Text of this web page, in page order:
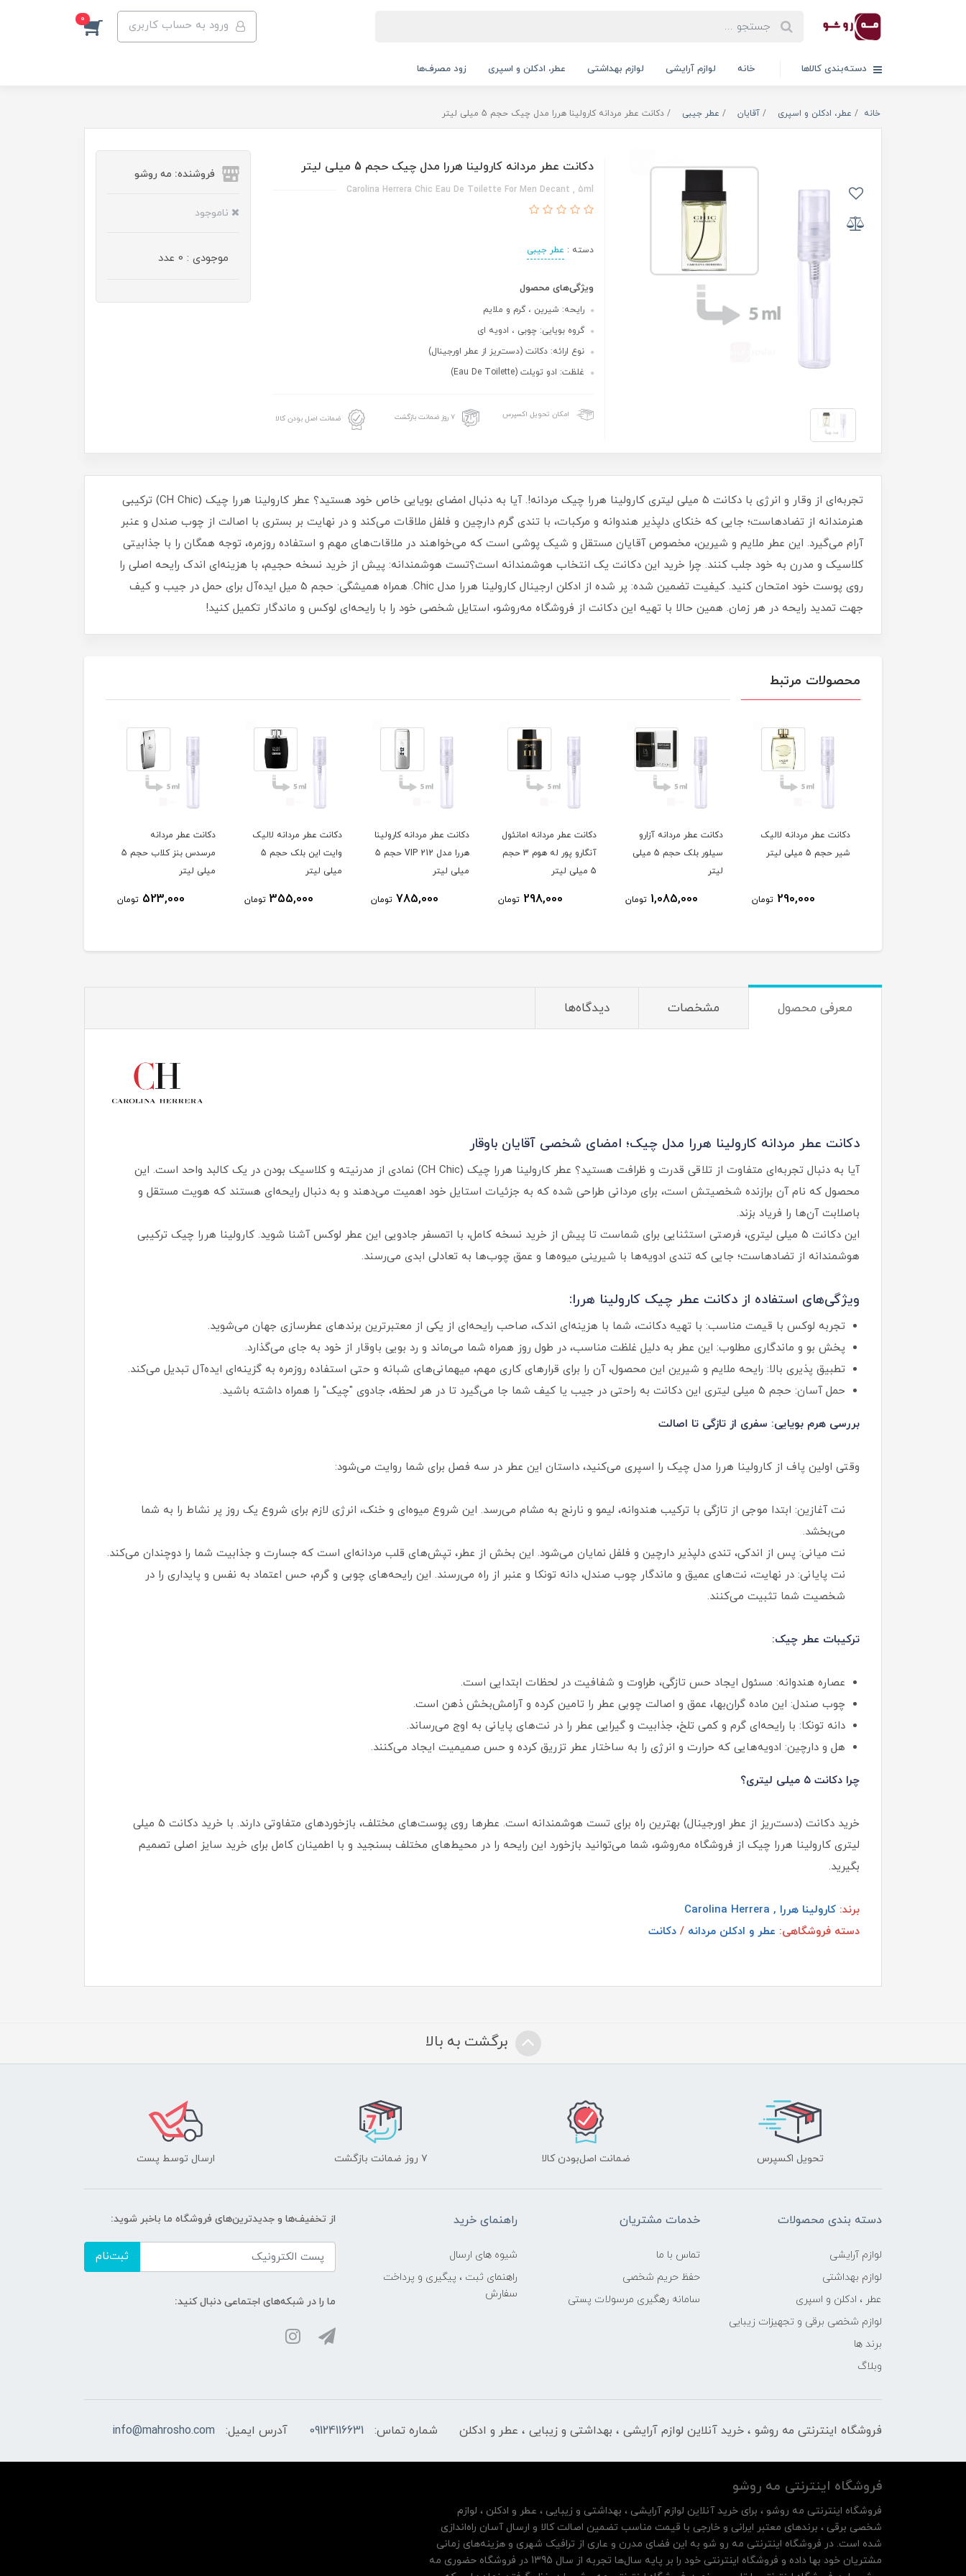
ورود به حساب کاربری 0
دسته‌بندی کالاها خانه لوازم آرایشی لوازم بهداشتی عطر، ادکلن و اسپری زود مصرف‌ها
خانه عطر، ادکلن و اسپری آقایان عطر جیبی دکانت عطر مردانه کارولینا هررا مدل چیک حجم 5 میلی لیتر
دکانت عطر مردانه کارولینا هررا مدل چیک حجم 5 میلی لیتر
Carolina Herrera Chic Eau De Toilette For Men Decant , 5ml
دسته : عطر جیبی
ویژگی‌های محصول
رایحه: شیرین ، گرم و ملایم
گروه بویایی: چوبی ، ادویه ای
نوع ارائه: دکانت (دست‌ریز از عطر اورجینال)
غلظت: ادو تویلت (Eau De Toilette)
امکان تحویل اکسپرس ۷ روز ضمانت بازگشت ضمانت اصل بودن کالا
فروشنده: مه رو‌شو
ناموجود
موجودی : 0 عدد
تجربه‌ای از وقار و انرژی با دکانت ۵ میلی لیتری کارولینا هررا چیک مردانه!. آیا به دنبال امضای بویایی خاص خود هستید؟ عطر کارولینا هررا چیک (CH Chic) ترکیبی
هنرمندانه از تضادهاست؛ جایی که خنکای دلپذیر هندوانه و مرکبات، با تندی گرم دارچین و فلفل ملاقات می‌کند و در نهایت بر بستری با اصالت از چوب صندل و عنبر
آرام می‌گیرد. این عطر ملایم و شیرین، مخصوص آقایان مستقل و شیک پوشی است که می‌خواهند در ملاقات‌های مهم و استفاده روزمره، توجه همگان را با جذابیتی
کلاسیک و مدرن به خود جلب کنند. چرا خرید این دکانت یک انتخاب هوشمندانه است؟تست هوشمندانه: پیش از خرید نسخه حجیم، با هزینه‌ای اندک رایحه اصلی را
روی پوست خود امتحان کنید. کیفیت تضمین شده: پر شده از ادکلن ارجینال کارولینا هررا مدل Chic. همراه همیشگی: حجم ۵ میل ایده‌آل برای حمل در جیب و کیف
جهت تمدید رایحه در هر زمان. همین حالا با تهیه این دکانت از فروشگاه مه‌روشو، استایل شخصی خود را با رایحه‌ای لوکس و ماندگار تکمیل کنید!
محصولات مرتبط
دکانت عطر مردانه آزارو
سیلور بلک حجم 5 میلی
1,085,000 تومان
دکانت عطر مردانه امانئول
آنگارو پور له هوم 3 حجم
5 میلی لیتر
298,000 تومان
دکانت عطر مردانه کارولینا
میلی لیتر
785,000 تومان
دکانت عطر مردانه لالیک
وایت این بلک حجم 5
میلی لیتر
355,000 تومان
دکانت عطر مردانه
میلی لیتر
523,000 تومان
دکانت عطر مردانه ایفوریا
کلوین کلاین حجم 5 میلی
لیتر
460,000 تومان
معرفی محصول مشخصات دیدگاه‌ها
دکانت عطر مردانه کارولینا هررا مدل چیک؛ امضای شخصی آقایان باوقار
آیا به دنبال تجربه‌ای متفاوت از تلاقی قدرت و ظرافت هستید؟ عطر کارولینا هررا چیک (CH Chic) نمادی از مدرنیته و کلاسیک بودن در یک کالبد واحد است. این
محصول که نام آن برازنده شخصیتش است، برای مردانی طراحی شده که به جزئیات استایل خود اهمیت می‌دهند و به دنبال رایحه‌ای هستند که هویت مستقل و
باصلابت آن‌ها را فریاد بزند.
این دکانت ۵ میلی لیتری، فرصتی استثنایی برای شماست تا پیش از خرید نسخه کامل، با اتمسفر جادویی این عطر لوکس آشنا شوید. کارولینا هررا چیک ترکیبی
هوشمندانه از تضادهاست؛ جایی که تندی ادویه‌ها با شیرینی میوه‌ها و عمق چوب‌ها به تعادلی ابدی می‌رسند.
ویژگی‌های استفاده از دکانت عطر چیک کارولینا هررا:
تجربه لوکس با قیمت مناسب: با تهیه دکانت، شما با هزینه‌ای اندک، صاحب رایحه‌ای از یکی از معتبرترین برندهای عطرسازی جهان می‌شوید.
پخش بو و ماندگاری مطلوب: این عطر به دلیل غلظت مناسب، در طول روز همراه شما می‌ماند و رد بویی باوقار از خود به جای می‌گذارد.
تطبیق پذیری بالا: رایحه ملایم و شیرین این محصول، آن را برای قرارهای کاری مهم، میهمانی‌های شبانه و حتی استفاده روزمره به گزینه‌ای ایده‌آل تبدیل می‌کند.
حمل آسان: حجم ۵ میلی لیتری این دکانت به راحتی در جیب یا کیف شما جا می‌گیرد تا در هر لحظه، جادوی "چیک" را همراه داشته باشید.
بررسی هرم بویایی: سفری از تازگی تا اصالت
وقتی اولین پاف از کارولینا هررا مدل چیک را اسپری می‌کنید، داستان این عطر در سه فصل برای شما روایت می‌شود:
نت آغازین: ابتدا موجی از تازگی با ترکیب هندوانه، لیمو و نارنج به مشام می‌رسد. این شروع میوه‌ای و خنک، انرژی لازم برای شروع یک روز پر نشاط را به شما
می‌بخشد.
نت میانی: پس از اندکی، تندی دلپذیر دارچین و فلفل نمایان می‌شود. این بخش از عطر، تپش‌های قلب مردانه‌ای است که جسارت و جذابیت شما را دوچندان می‌کند.
نت پایانی: در نهایت، نت‌های عمیق و ماندگار چوب صندل، دانه تونکا و عنبر از راه می‌رسند. این رایحه‌های چوبی و گرم، حس اعتماد به‌ نفس و پایداری را در
شخصیت شما تثبیت می‌کنند.
ترکیبات عطر چیک:
عصاره هندوانه: مسئول ایجاد حس تازگی، طراوت و شفافیت در لحظات ابتدایی است.
چوب صندل: این ماده گران‌بها، عمق و اصالت چوبی عطر را تامین کرده و آرامش‌بخش ذهن است.
دانه تونکا: با رایحه‌ای گرم و کمی تلخ، جذابیت و گیرایی عطر را در نت‌های پایانی به اوج می‌رساند.
هل و دارچین: ادویه‌هایی که حرارت و انرژی را به ساختار عطر تزریق کرده و حس صمیمیت ایجاد می‌کنند.
چرا دکانت ۵ میلی لیتری؟
خرید دکانت (دست‌ریز از عطر اورجینال) بهترین راه برای تست هوشمندانه است. عطرها روی پوست‌های مختلف، بازخوردهای متفاوتی دارند. با خرید دکانت ۵ میلی
لیتری کارولینا هررا چیک از فروشگاه مه‌روشو، شما می‌توانید بازخورد این رایحه را در محیط‌های مختلف بسنجید و با اطمینان کامل برای خرید سایز اصلی تصمیم
بگیرید.
برند: کارولینا هررا , Carolina Herrera
دسته فروشگاهی: عطر و ادکلن مردانه / دکانت
برگشت به بالا
تحویل اکسپرس ضمانت اصل‌بودن کالا ۷ روز ضمانت بازگشت ارسال توسط پست
دسته بندی محصولات
لوازم آرایشی
لوازم بهداشتی
عطر ، ادکلن و اسپری
لوازم شخصی برقی و تجهیزات زیبایی
برند ها
وبلاگ
خدمات مشتریان
تماس با ما
حفظ حریم شخصی
سامانه رهگیری مرسولات پستی
راهنمای خرید
شیوه های ارسال
راهنمای ثبت ، پیگیری و پرداخت
سفارش
از تخفیف‌ها و جدیدترین‌های فروشگاه ما باخبر شوید:
ثبت‌نام
ما را در شبکه‌های اجتماعی دنبال کنید:
فروشگاه اینترنتی مه‌ رو‌شو ، خرید آنلاین لوازم آرایشی ، بهداشتی و زیبایی ، عطر و ادکلن شماره تماس: 09124116631 آدرس ایمیل: info@mahrosho.com
فروشگاه اینترنتی مه‌ رو‌شو
فروشگاه اینترنتی مه‌ رو‌شو ، برای خرید آنلاین لوازم آرایشی ، بهداشتی و زیبایی ، عطر و ادکلن ، لوازم
شخصی برقی ، برندهای معتبر ایرانی و خارجی با قیمت مناسب تضمین اصالت کالا و ارسال آسان راه‌اندازی
شده است. در فروشگاه اینترنتی مه رو شو به این فضای مدرن و عاری از ترافیک شهری و هزینه‌های زمانی
مشتریان خود بها داده و فروشگاه اینترنتی خود را بر پایه سال‌ها تجربه از سال 1395 در فروشگاه حضوری مه